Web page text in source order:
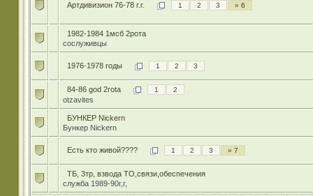
Артдивизион 76-78 г.г. 1 2 3 » 6
1982-1984 1мсб 2рота
сослуживцы
1976-1978 годы 1 2 3
84-86 god 2rota 1 2
otzavites
БУНКЕР Nickern
Бункер Nickern
Есть кто живой???? 1 2 3 » 7
ТБ, 3тр, взвода ТО,связи,обеспечения
служба 1989-90г,г,